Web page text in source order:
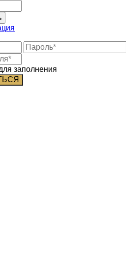
заполнения